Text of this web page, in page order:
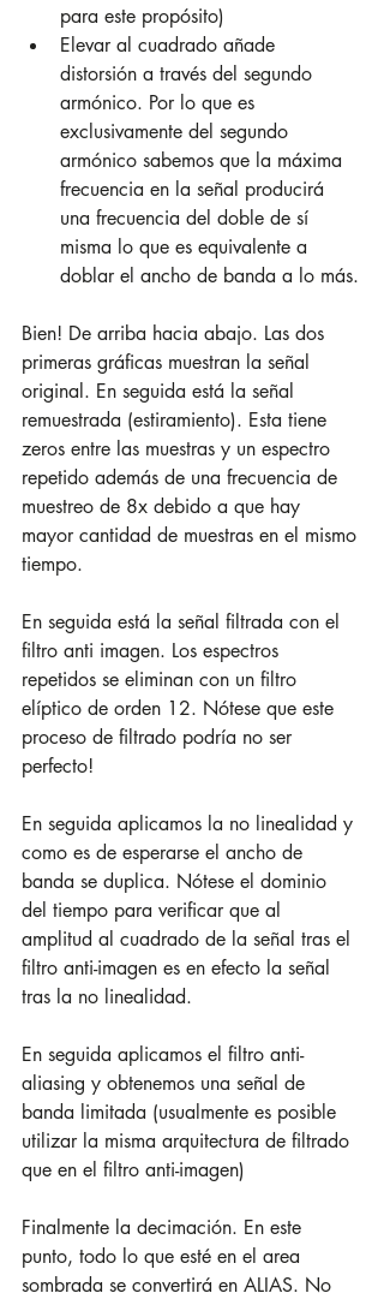
para este propósito)
Elevar al cuadrado añade
distorsión a través del segundo
armónico. Por lo que es
exclusivamente del segundo
armónico sabemos que la máxima
frecuencia en la señal producirá
una frecuencia del doble de sí
misma lo que es equivalente a
doblar el ancho de banda a lo más.
Bien! De arriba hacia abajo. Las dos
primeras gráficas muestran la señal
original. En seguida está la señal
remuestrada (estiramiento). Esta tiene
zeros entre las muestras y un espectro
repetido además de una frecuencia de
muestreo de 8x debido a que hay
mayor cantidad de muestras en el mismo
tiempo.
En seguida está la señal filtrada con el
filtro anti imagen. Los espectros
repetidos se eliminan con un filtro
elíptico de orden 12. Nótese que este
proceso de filtrado podría no ser
perfecto!
En seguida aplicamos la no linealidad y
como es de esperarse el ancho de
banda se duplica. Nótese el dominio
del tiempo para verificar que al
amplitud al cuadrado de la señal tras el
filtro anti-imagen es en efecto la señal
tras la no linealidad.
En seguida aplicamos el filtro anti-
aliasing y obtenemos una señal de
banda limitada (usualmente es posible
utilizar la misma arquitectura de filtrado
que en el filtro anti-imagen)
Finalmente la decimación. En este
punto, todo lo que esté en el area
sombrada se convertirá en ALIAS. No